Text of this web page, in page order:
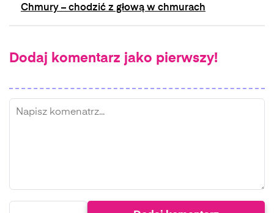
Chmury – chodzić z głową w chmurach
Dodaj komentarz jako pierwszy!